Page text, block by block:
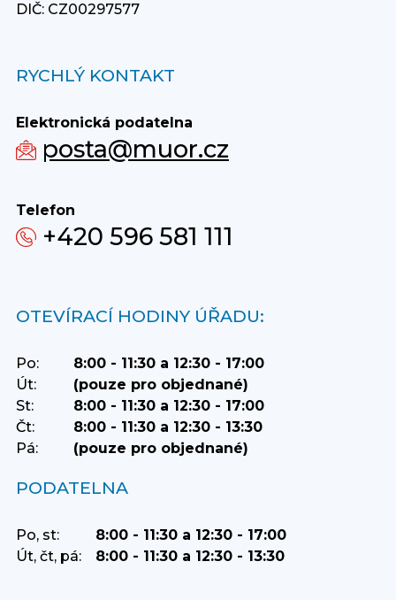
DIČ: CZ00297577
RYCHLÝ KONTAKT
Elektronická podatelna
posta@muor.cz
Telefon
+420 596 581 111
OTEVÍRACÍ HODINY ÚŘADU:
Po:
8:00 - 11:30 a 12:30 - 17:00
Út:
(pouze pro objednané)
St:
8:00 - 11:30 a 12:30 - 17:00
Čt:
8:00 - 11:30 a 12:30 - 13:30
Pá:
(pouze pro objednané)
PODATELNA
Po, st:
8:00 - 11:30 a 12:30 - 17:00
Út, čt, pá:
8:00 - 11:30 a 12:30 - 13:30